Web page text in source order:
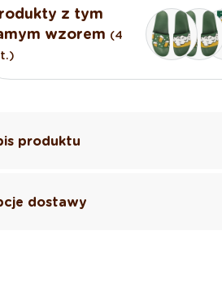
z tym
wzorem (4
produktu
dostawy